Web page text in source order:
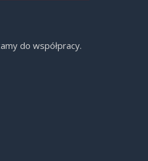
do współpracy.